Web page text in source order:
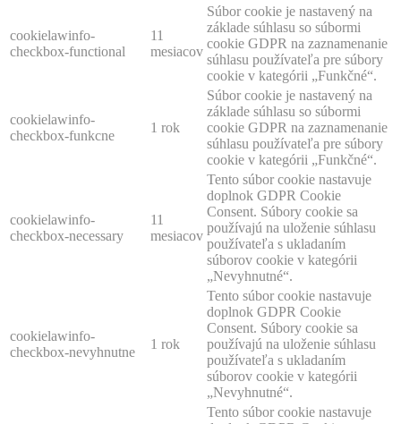
cookielawinfo-
checkbox-functional
11
mesiacov
Súbor cookie je nastavený na
základe súhlasu so súbormi
cookie GDPR na zaznamenanie
súhlasu používateľa pre súbory
cookie v kategórii „Funkčné“.
cookielawinfo-
checkbox-funkcne
1 rok
Súbor cookie je nastavený na
základe súhlasu so súbormi
cookie GDPR na zaznamenanie
súhlasu používateľa pre súbory
cookie v kategórii „Funkčné“.
cookielawinfo-
checkbox-necessary
11
mesiacov
Tento súbor cookie nastavuje
doplnok GDPR Cookie
Consent. Súbory cookie sa
používajú na uloženie súhlasu
používateľa s ukladaním
súborov cookie v kategórii
„Nevyhnutné“.
cookielawinfo-
checkbox-nevyhnutne
1 rok
Tento súbor cookie nastavuje
doplnok GDPR Cookie
Consent. Súbory cookie sa
používajú na uloženie súhlasu
používateľa s ukladaním
súborov cookie v kategórii
„Nevyhnutné“.
Tento súbor cookie nastavuje